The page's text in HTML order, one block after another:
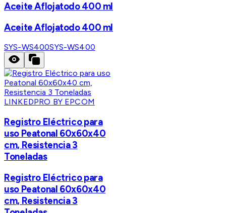
Aceite Aflojatodo 400 ml
Aceite Aflojatodo 400 ml
SYS-WS400SYS-WS400
LINKEDPRO BY EPCOM
Registro Eléctrico para
uso Peatonal 60x60x40
cm, Resistencia 3
Toneladas
Registro Eléctrico para
uso Peatonal 60x60x40
cm, Resistencia 3